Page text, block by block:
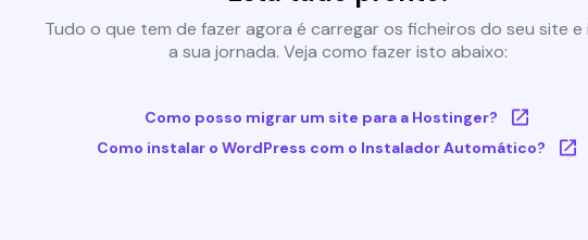
Tudo o que tem de fazer agora é carregar os ficheiros do seu site e
a sua jornada. Veja como fazer isto abaixo:
Como posso migrar um site para a Hostinger?
Como instalar o WordPress com o Instalador Automático?